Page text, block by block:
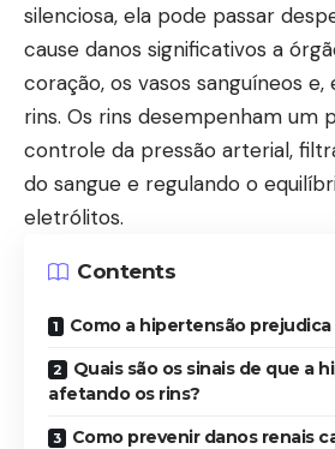
silenciosa, ela pode passar
cause danos significativos a
coração, os vasos sanguíneos
rins. Os rins desempenham um
controle da pressão arterial,
do sangue e regulando o
eletrólitos.
Contents
Como a hipertensão
Quais são os sinais de que a
afetando os rins?
Como prevenir danos renais